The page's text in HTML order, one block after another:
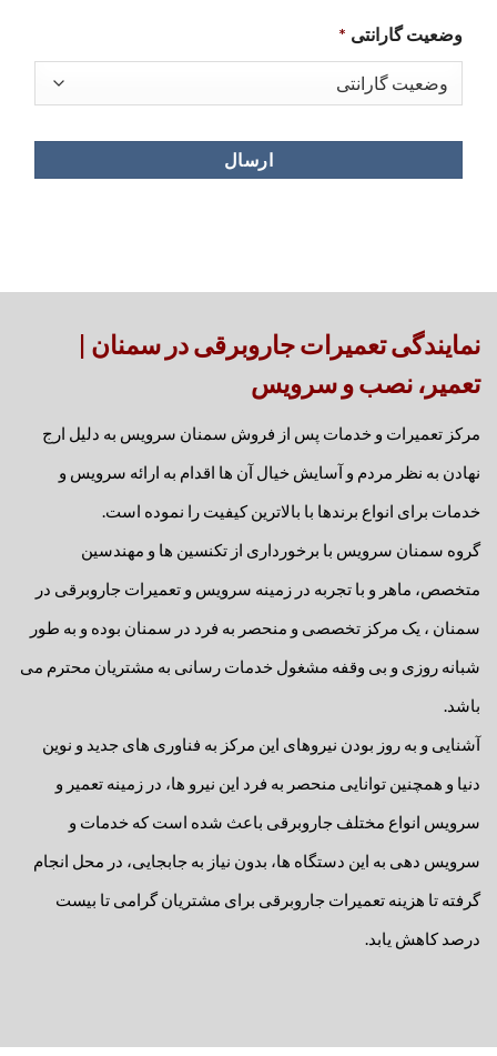
وضعیت گارانتی *
نمایندگی تعمیرات جاروبرقی در سمنان |
تعمیر، نصب و سرویس
مرکز تعمیرات و خدمات پس از فروش سمنان سرویس به دلیل ارج
نهادن به نظر مردم و آسایش خیال آن ها اقدام به ارائه سرویس و
خدمات برای انواع برندها با بالاترین کیفیت را نموده است.
گروه سمنان سرویس با برخورداری از تکنسین ها و مهندسین
متخصص، ماهر و با تجربه در زمینه سرویس و تعمیرات جاروبرقی در
سمنان ، یک مرکز تخصصی و منحصر به فرد در سمنان بوده و به طور
شبانه روزی و بی وقفه مشغول خدمات رسانی به مشتریان محترم می
باشد.
آشنایی و به روز بودن نیروهای این مرکز به فناوری های جدید و نوین
دنیا و همچنین توانایی منحصر به فرد این نیرو ها، در زمینه تعمیر و
سرویس انواع مختلف جاروبرقی باعث شده است که خدمات و
سرویس دهی به این دستگاه ها، بدون نیاز به جابجایی، در محل انجام
گرفته تا هزینه تعمیرات جاروبرقی برای مشتریان گرامی تا بیست
درصد کاهش یابد.